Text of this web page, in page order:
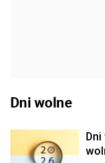
Dni wolne